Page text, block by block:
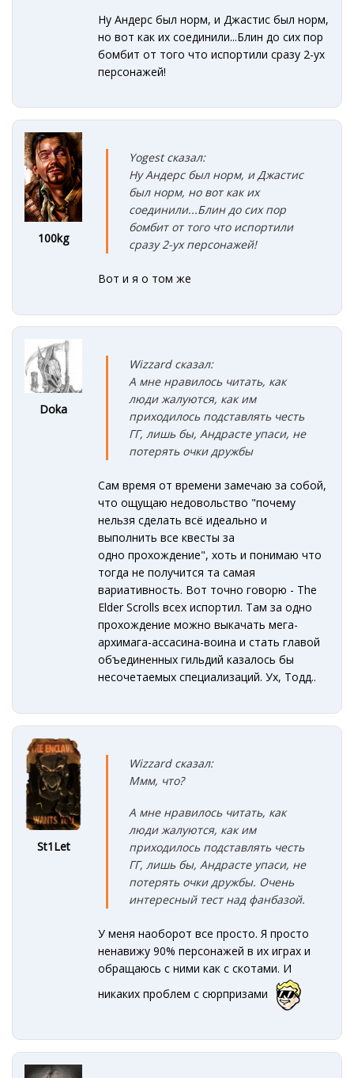
Ну Андерс был норм, и Джастис был норм,
но вот как их соединили...Блин до сих пор
бомбит от того что испортили сразу 2-ух
персонажей!
100kg
Yogest сказал:
Ну Андерс был норм, и Джастис
был норм, но вот как их
соединили...Блин до сих пор
бомбит от того что испортили
сразу 2-ух персонажей!
Вот и я о том же
Doka
Wizzard сказал:
А мне нравилось читать, как
люди жалуются, как им
приходилось подставлять честь
ГГ, лишь бы, Андрасте упаси, не
потерять очки дружбы
Сам время от времени замечаю за собой,
что ощущаю недовольство "почему
нельзя сделать всё идеально и
выполнить все квесты за
одно прохождение", хоть и понимаю что
тогда не получится та самая
вариативность. Вот точно говорю - The
Elder Scrolls всех испортил. Там за одно
прохождение можно выкачать мега-
архимага-ассасина-воина и стать главой
объединенных гильдий казалось бы
несочетаемых специализаций. Ух, Тодд..
St1Let
Wizzard сказал:
Ммм, что?
А мне нравилось читать, как
люди жалуются, как им
приходилось подставлять честь
ГГ, лишь бы, Андрасте упаси, не
потерять очки дружбы. Очень
интересный тест над фанбазой.
У меня наоборот все просто. Я просто
ненавижу 90% персонажей в их играх и
обращаюсь с ними как с скотами. И
никаких проблем с сюрпризами